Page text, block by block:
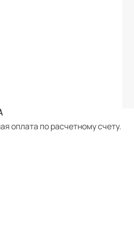
оплата по расчетному счету.